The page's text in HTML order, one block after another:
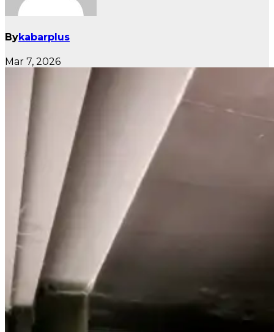
Bykabarplus
Mar 7, 2026